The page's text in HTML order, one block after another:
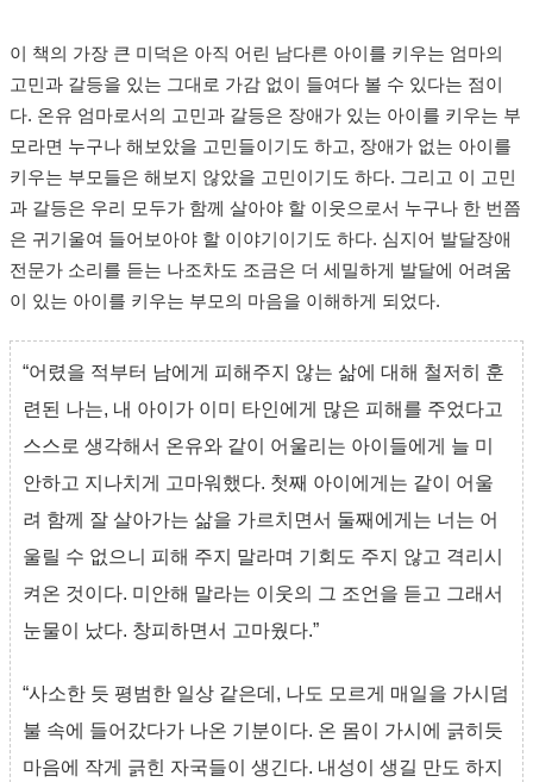
이 책의 가장 큰 미덕은 아직 어린 남다른 아이를 키우는 엄마의
고민과 갈등을 있는 그대로 가감 없이 들여다 볼 수 있다는 점이
다. 온유 엄마로서의 고민과 갈등은 장애가 있는 아이를 키우는 부
모라면 누구나 해보았을 고민들이기도 하고, 장애가 없는 아이를
키우는 부모들은 해보지 않았을 고민이기도 하다. 그리고 이 고민
과 갈등은 우리 모두가 함께 살아야 할 이웃으로서 누구나 한 번쯤
은 귀기울여 들어보아야 할 이야기이기도 하다. 심지어 발달장애
전문가 소리를 듣는 나조차도 조금은 더 세밀하게 발달에 어려움
이 있는 아이를 키우는 부모의 마음을 이해하게 되었다.
“어렸을 적부터 남에게 피해주지 않는 삶에 대해 철저히 훈
련된 나는, 내 아이가 이미 타인에게 많은 피해를 주었다고
스스로 생각해서 온유와 같이 어울리는 아이들에게 늘 미
안하고 지나치게 고마워했다. 첫째 아이에게는 같이 어울
려 함께 잘 살아가는 삶을 가르치면서 둘째에게는 너는 어
울릴 수 없으니 피해 주지 말라며 기회도 주지 않고 격리시
켜온 것이다. 미안해 말라는 이웃의 그 조언을 듣고 그래서
눈물이 났다. 창피하면서 고마웠다.”
“사소한 듯 평범한 일상 같은데, 나도 모르게 매일을 가시덤
불 속에 들어갔다가 나온 기분이다. 온 몸이 가시에 긁히듯
마음에 작게 긁힌 자국들이 생긴다. 내성이 생길 만도 하지